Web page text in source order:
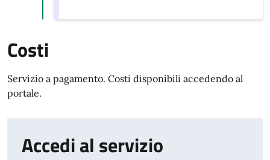
Costi
Servizio a pagamento. Costi disponibili accedendo al
portale.
Accedi al servizio